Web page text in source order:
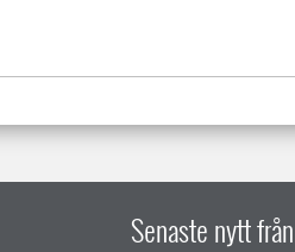
Senaste nytt från